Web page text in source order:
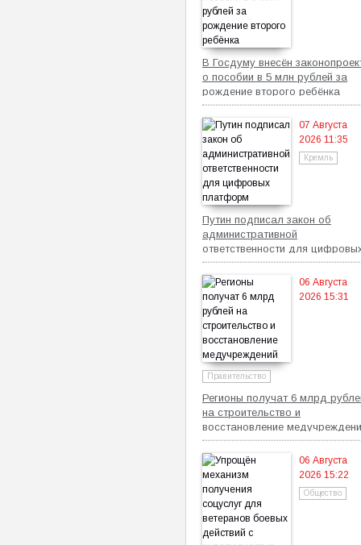
В Госдуму внесён
о пособии в 5 млн рублей за
рождение второго ребёнка
07 Августа
2026 11:35
Кремль
Путин подписал закон об
административной
ответственности для
платформ
06 Августа
2026 15:31
Правительство
Регионы получат 6 млрд
на строительство и
восстановление
06 Августа
2026 15:22
Общество